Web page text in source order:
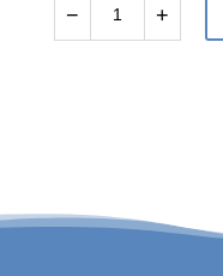
FRONT
− +